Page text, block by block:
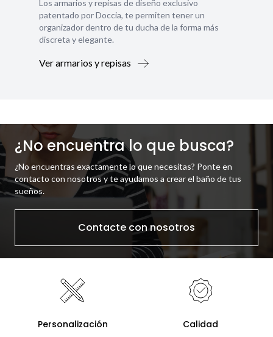
Los armarios y repisas de diseño exclusivo
patentado por Doccia, te permiten tener un
organizador dentro de tu ducha de la forma más
discreta y elegante.
Ver armarios y repisas
¿No encuentra lo que busca?
¿No encuentras exactamente lo que necesitas? Ponte en
contacto con nosotros y te ayudamos a crear el baño de tus
sueños.
Contacte con nosotros
Personalización Calidad